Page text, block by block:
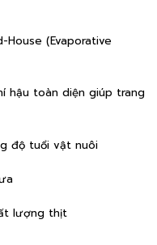
(Evaporative
hậu toàn diện giúp trang
độ tuổi vật nuôi
lượng thịt